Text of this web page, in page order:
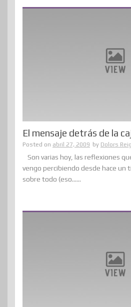
El mensaje detrás de la
Posted on abril 27, 2009 by Dolors Reig
Son varias hoy, las reflexiones
vengo percibiendo desde hace un
sobre todo (eso......